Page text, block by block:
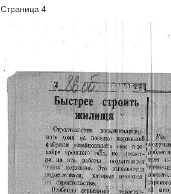
Страница 4